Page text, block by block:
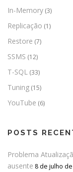
In-Memory (3)
Replicação (1)
Restore (7)
SSMS (12)
T-SQL (33)
Tuning (15)
YouTube (6)
POSTS
Problema
ausente 8 de julho